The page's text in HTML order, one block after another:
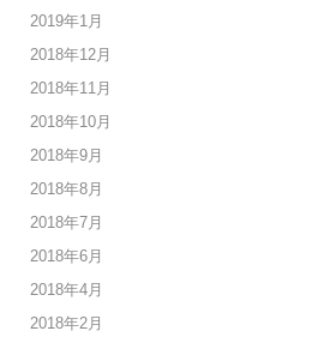
2019年1月
2018年12月
2018年11月
2018年10月
2018年9月
2018年8月
2018年7月
2018年6月
2018年4月
2018年2月